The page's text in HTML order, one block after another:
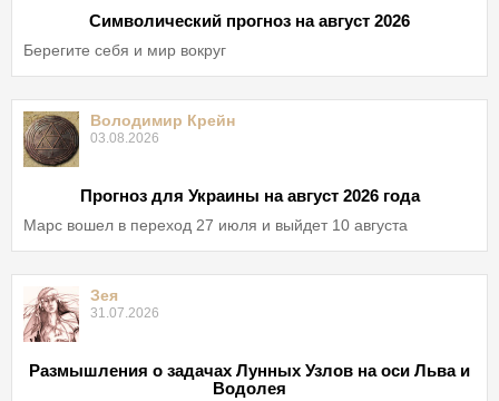
Символический прогноз на август 2026
Берегите себя и мир вокруг
Володимир Крейн
03.08.2026
Прогноз для Украины на август 2026 года
Марс вошел в переход 27 июля и выйдет 10 августа
Зея
31.07.2026
Размышления о задачах Лунных Узлов на оси Льва и
Водолея